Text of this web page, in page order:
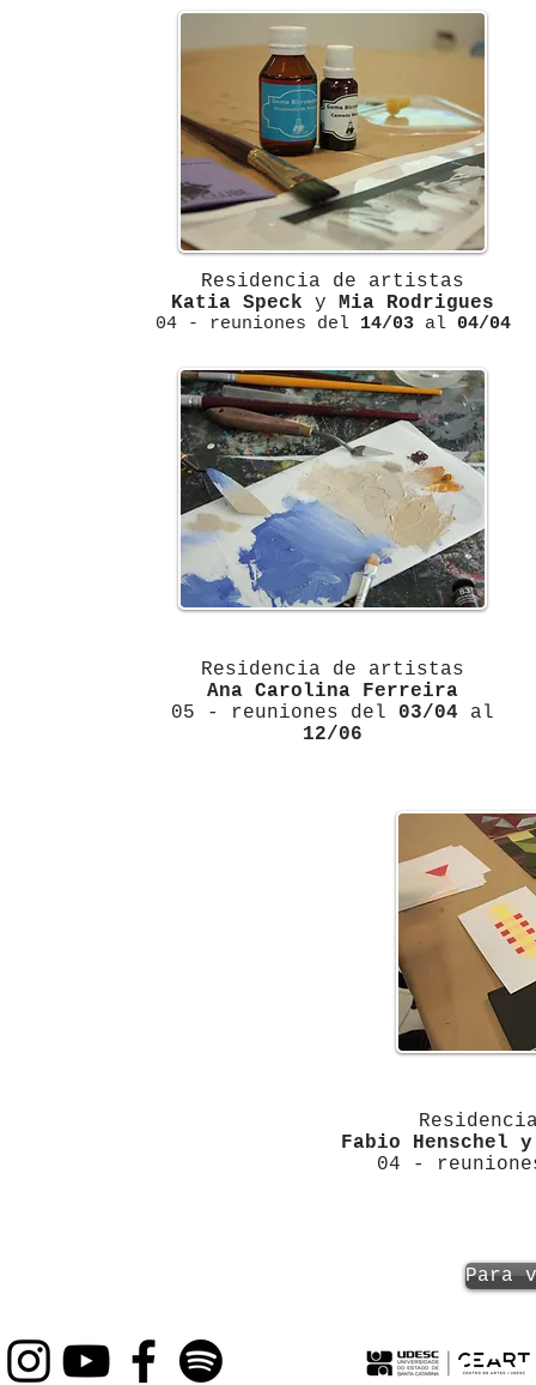
Residencia de artistas
Katia Speck y Mia Rodrigues
04 - reuniones del 14/03al 04/04
Residencia de artistas
Ana Carolina Ferreira
05 - reuniones del 03/04 al
12/06
Fabio Henschel
04 -
Para